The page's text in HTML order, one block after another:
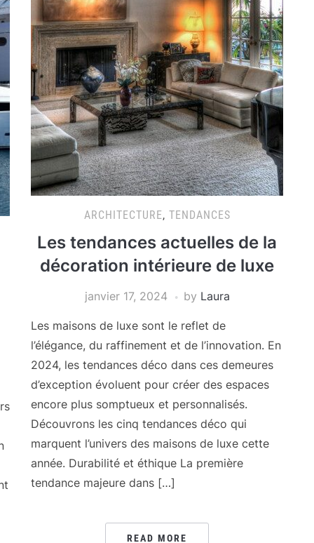
ARCHITECTURE, TENDANCES
Les tendances actuelles de la
décoration intérieure de luxe
janvier 17, 2024 by Laura
Les maisons de luxe sont le reflet de
l’élégance, du raffinement et de l’innovation. En
2024, les tendances déco dans ces demeures
d’exception évoluent pour créer des espaces
encore plus somptueux et personnalisés.
Découvrons les cinq tendances déco qui
marquent l’univers des maisons de luxe cette
année. Durabilité et éthique La première
tendance majeure dans […]
READ MORE